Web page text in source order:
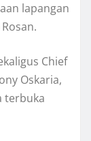
lapangan
Chief
Oskaria,
terbuka